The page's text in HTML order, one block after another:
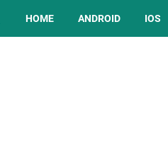
HOME ANDROID IOS